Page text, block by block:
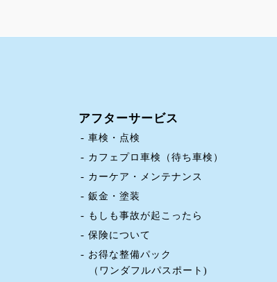
アフターサービス
車検・点検
カフェプロ車検（待ち車検）
カーケア・メンテナンス
鈑金・塗装
もしも事故が起こったら
保険について
お得な整備パック
（ワンダフルパスポート)